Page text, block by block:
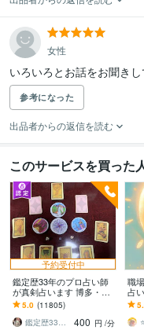
女性
いろいろとお話をお聞き
参考になった
出品者からの返信を読む
このサービスを買った
予約受付中
鑑定歴33年のプロ占い師
が真剣占います 博多・廓
屋の純血統占い祈願師
雷鳥
5.0 (11805)
鑑定歴33年のプロ占い師 雷鳥
400 円 /分
職
占
い
を